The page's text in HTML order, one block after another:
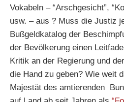
Vokabeln – “Arschgesicht”,
usw. – aus ? Muss die Justiz
Bußgeldkatalog der
der Bevölkerung einen
Kritik an der Regierung und
die Hand zu geben? Wie weit
Majestät des amtierenden